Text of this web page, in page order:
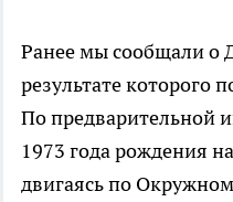
Ранее мы сообщали о
результате которого
По предварительной
1973 года рождения
двигаясь по